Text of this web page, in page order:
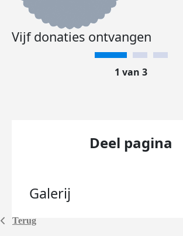
Terug
Vijf donaties ontvangen
1 van 3
Deel pagina
Galerij